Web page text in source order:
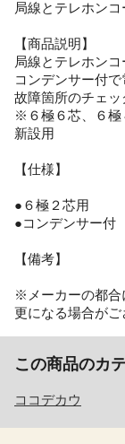
局線とテレホン
【商品説明】
局線とテレホン
コンデンサー付
故障箇所のチェッ
※６極６芯、６極
新設用
【仕様】
●６極２芯用
●コンデンサー付
【備考】
※メーカーの都合
更になる場合がご
この商品のカ
ココデカウ